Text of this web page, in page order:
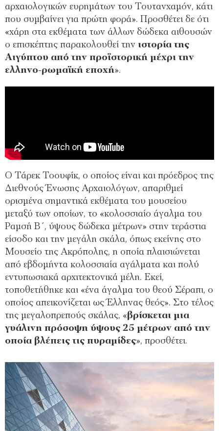
αρχαιολογικών ευρημάτων του Τουτανχαμόν, κάτι
που συμβαίνει για πρώτη φορά». Προσθέτει δε ότι
«χάρη στα εκθέματα των άλλων δώδεκα αιθουσών
ο επισκέπτης παρακολουθεί την ιστορία της
Αιγύπτου από την προϊστορική μέχρι την
ελληνο-ρωμαϊκή εποχή».
Ο Τάρεκ Τοουφίκ, ο οποίος είναι και πρόεδρος της
Διεθνούς Ένωσης Αρχαιολόγων, απαριθμεί
ορισμένα σημαντικά εκθέματα του μουσείου
μεταξύ των οποίων, το «κολοσσιαίο άγαλμα του
Ραμσή Β΄, ύψους δώδεκα μέτρων» στην τεράστια
είσοδο και την μεγάλη σκάλα, όπως εκείνης στο
Μουσείο της Ακρόπολης, η οποία πλαισιώνεται
από εβδομήντα κολοσσιαία αγάλματα και πολύ
εντυπωσιακά αρχιτεκτονικά μέλη. Εκεί,
τοποθετήθηκε και «ένα άγαλμα του θεού Σέραπι, ο
οποίος απεικονίζεται ως Έλληνας θεός». Στο τέλος
της μεγαλοπρεπούς σκάλας, «βρίσκεται μια
γυάλινη πρόσοψη ύψους 25 μέτρων από την
οποία βλέπεις τις πυραμίδες», προσθέτει.